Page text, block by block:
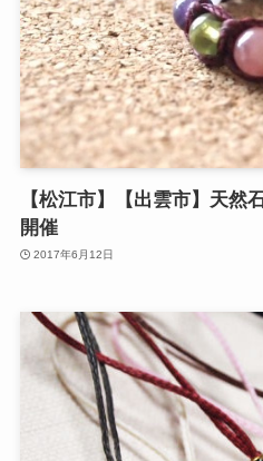
【松江市】【出雲市】天
開催
2017年6月12日